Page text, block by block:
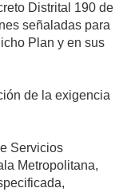
Distrital 190 de
señaladas para
Plan y en sus
de la exigencia
Servicios
Metropolitana,